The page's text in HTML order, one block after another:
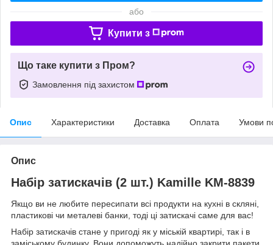
або
Купити з
Що таке купити з Пром?
Замовлення під захистом
Опис Характеристики Доставка Оплата Умови
Опис
Набір затискачів (2 шт.) Kamille KM-8839
Якщо ви не любите пересипати всі продукти на кухні в скляні,
пластикові чи металеві банки, тоді ці затискачі саме для вас!
Набір затискачів стане у пригоді як у міській квартирі, так і в